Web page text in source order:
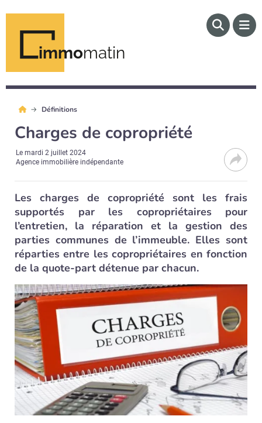
immomatin
Définitions
Charges de copropriété
Lemardi 2 juillet 2024
Agence immobilière indépendante
Les charges de copropriété sont les frais
supportés par les copropriétaires pour
l’entretien, la réparation et la gestion des
parties communes de l’immeuble. Elles sont
réparties entre les copropriétaires en fonction
de la quote-part détenue par chacun.